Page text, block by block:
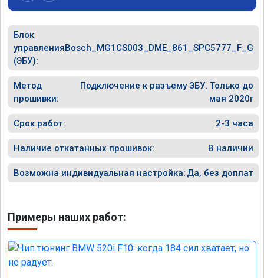
Блок
управления
(ЭБУ):
Bosch_MG1CS003_DME_861_SPC5777_F_G
Метод
прошивки:
Подключение к разъему ЭБУ. Только до
мая 2020г
Срок работ: 2-3 часа
Наличие откатанных прошивок: В наличии
Возможна индивидуальная настройка: Да, без доплат
Примеры наших работ: